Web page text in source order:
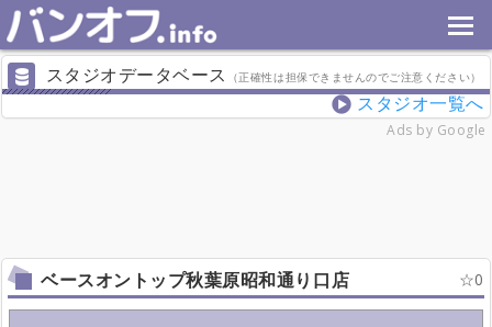
スタジオデータベース （正確性は担保できませんのでご注意ください）
スタジオ一覧へ
Ads by Google
ベースオントップ秋葉原昭和通り口店 0